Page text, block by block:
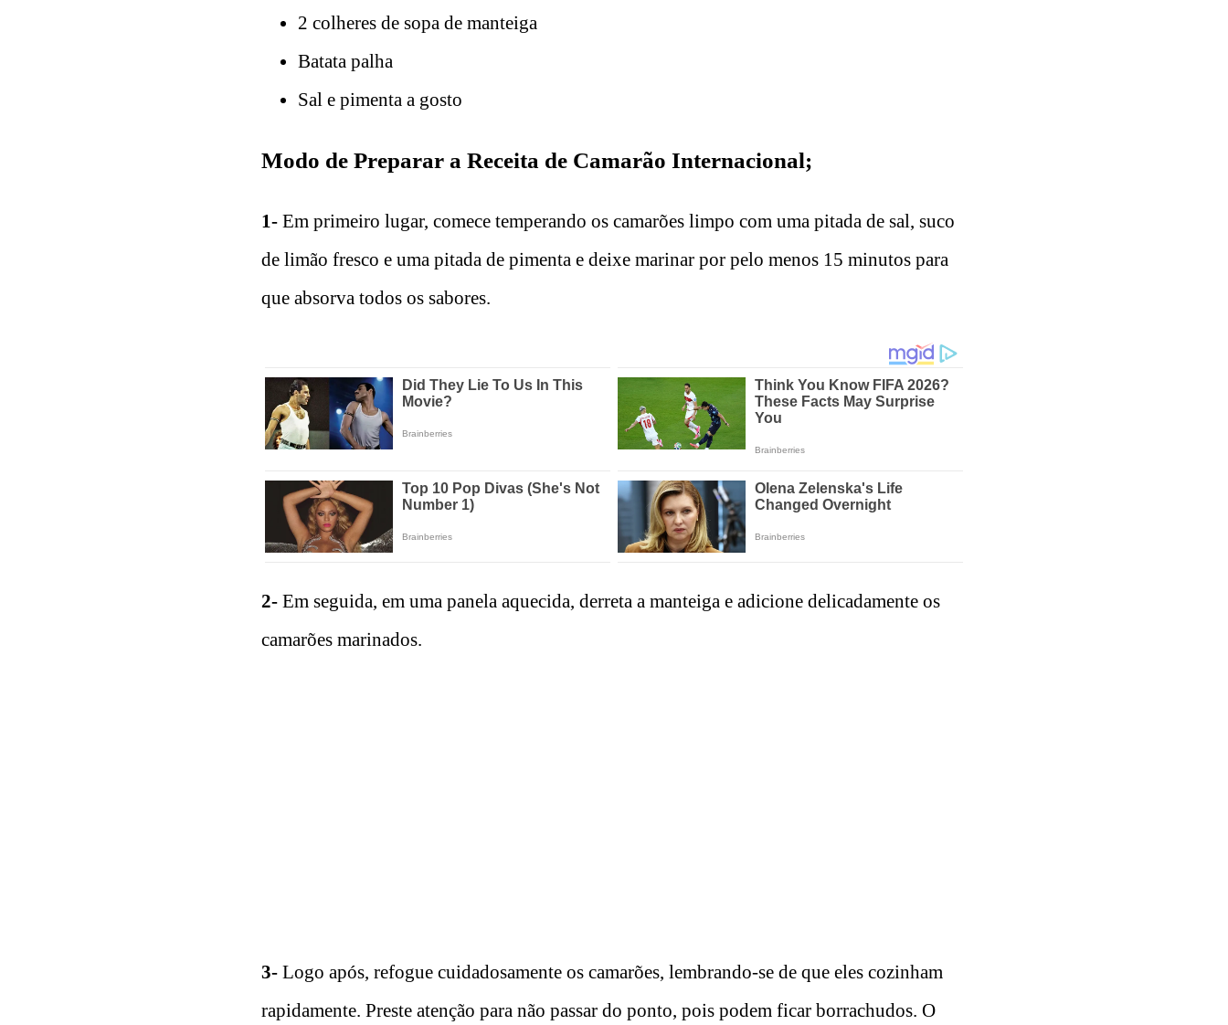
2 colheres de sopa de manteiga
Batata palha
Sal e pimenta a gosto
Modo de Preparar a Receita de Camarão Internacional;
1- Em primeiro lugar, comece temperando os camarões limpo com uma pitada de sal, suco
de limão fresco e uma pitada de pimenta e deixe marinar por pelo menos 15 minutos para
que absorva todos os sabores.
2- Em seguida, em uma panela aquecida, derreta a manteiga e adicione delicadamente os
camarões marinados.
3- Logo após, refogue cuidadosamente os camarões, lembrando-se de que eles cozinham
rapidamente. Preste atenção para não passar do ponto, pois podem ficar borrachudos. O